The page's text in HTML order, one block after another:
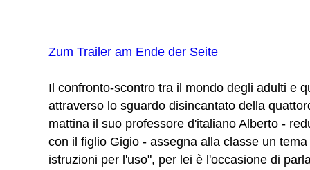
Zum Trailer am Ende der Seite
Il confronto-scontro tra il mondo degli adulti e
attraverso lo sguardo disincantato della
mattina il suo professore d'italiano Alberto -
con il figlio Gigio - assegna alla classe un
istruzioni per l'uso", per lei è l'occasione di